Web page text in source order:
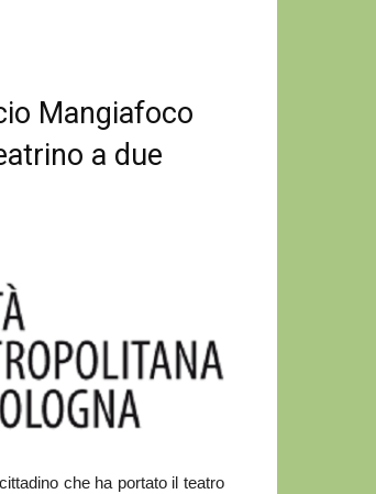
Mangiafoco
a due
che ha portato il teatro